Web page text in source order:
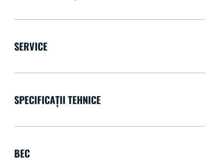
SERVICE
SPECIFICAȚII TEHNICE
BEC